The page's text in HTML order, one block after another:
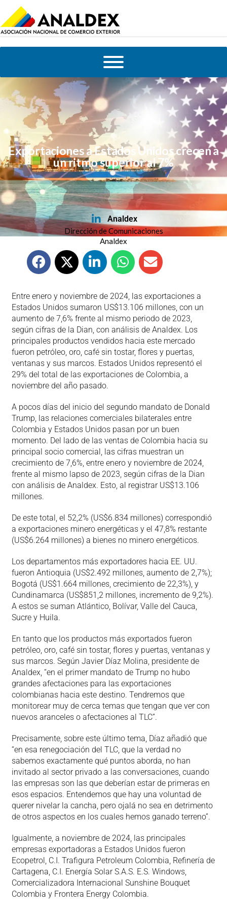
Exportaciones a Estados Unidos crecen a
un ritmo superior al 7%
Analdex
Dirección de Comunicaciones
Analdex
Entre enero y noviembre de 2024, las exportaciones a
Estados Unidos sumaron US$13.106 millones, con un
aumento de 7,6% frente al mismo periodo de 2023,
según cifras de la Dian, con análisis de Analdex. Los
principales productos vendidos hacia este mercado
fueron petróleo, oro, café sin tostar, flores y puertas,
ventanas y sus marcos. Estados Unidos representó el
29% del total de las exportaciones de Colombia, a
noviembre del año pasado.
A pocos días del inicio del segundo mandato de Donald
Trump, las relaciones comerciales bilaterales entre
Colombia y Estados Unidos pasan por un buen
momento. Del lado de las ventas de Colombia hacia su
principal socio comercial, las cifras muestran un
crecimiento de 7,6%, entre enero y noviembre de 2024,
frente al mismo lapso de 2023, según cifras de la Dian
con análisis de Analdex. Esto, al registrar US$13.106
millones.
De este total, el 52,2% (US$6.834 millones) correspondió
a exportaciones minero energéticas y el 47,8% restante
(US$6.264 millones) a bienes no minero energéticos.
Los departamentos más exportadores hacia EE. UU.
fueron Antioquia (US$2.492 millones, aumento de 2,7%);
Bogotá (US$1.664 millones, crecimiento de 22,3%), y
Cundinamarca (US$851,2 millones, incremento de 9,2%).
A estos se suman Atlántico, Bolívar, Valle del Cauca,
Sucre y Huila.
En tanto que los productos más exportados fueron
petróleo, oro, café sin tostar, flores y puertas, ventanas y
sus marcos. Según Javier Díaz Molina, presidente de
Analdex, “en el primer mandato de Trump no hubo
grandes afectaciones para las exportaciones
colombianas hacia este destino. Tendremos que
monitorear muy de cerca temas que tengan que ver con
nuevos aranceles o afectaciones al TLC”.
Precisamente, sobre este último tema, Díaz añadió que
“en esa renegociación del TLC, que la verdad no
sabemos exactamente qué puntos aborda, no han
invitado al sector privado a las conversaciones, cuando
las empresas son las que deberían estar de primeras en
esos espacios. Entendemos que hay una voluntad de
querer nivelar la cancha, pero ojalá no sea en detrimento
de otros aspectos en los cuales hemos ganado terreno”.
Igualmente, a noviembre de 2024, las principales
empresas exportadoras a Estados Unidos fueron
Ecopetrol, C.I. Trafigura Petroleum Colombia, Refinería de
Cartagena, C.I. Energía Solar S.A.S. E.S. Windows,
Comercializadora Internacional Sunshine Bouquet
Colombia y Frontera Energy Colombia.